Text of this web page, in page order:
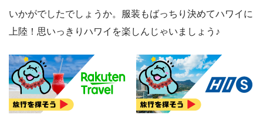
いかがでしたでしょうか。服装もばっちり決めてハワイに
上陸！思いっきりハワイを楽しんじゃいましょう♪